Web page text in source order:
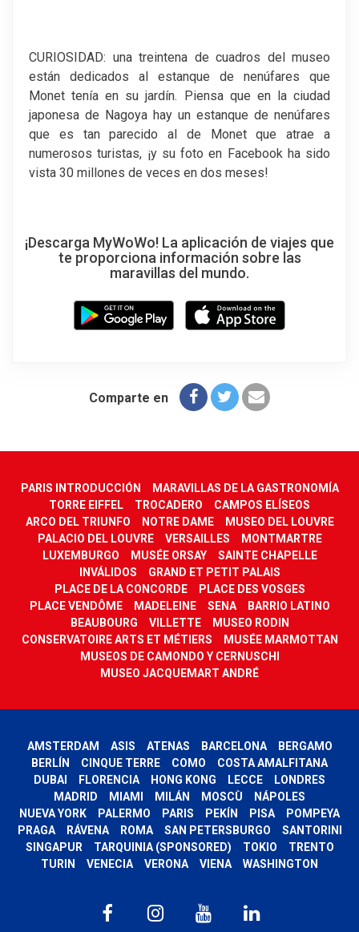
CURIOSIDAD: una treintena de cuadros del museo
están dedicados al estanque de nenúfares que
Monet tenía en su jardín. Piensa que en la ciudad
japonesa de Nagoya hay un estanque de nenúfares
que es tan parecido al de Monet que atrae a
numerosos turistas, ¡y su foto en Facebook ha sido
vista 30 millones de veces en dos meses!
¡Descarga MyWoWo! La aplicación de viajes que
te proporciona información sobre las
maravillas del mundo.
Comparte en
PARIS INTRODUCCIÓN
MARAVILLAS DE LA GASTRONOMÍA
TORRE EIFFEL
TROCADERO
CAMPOS ELÍSEOS
ARCO DEL TRIUNFO
NOTRE DAME
MUSEO DEL LOUVRE
PALACIO DEL LOUVRE
VERSAILLES
MONTMARTRE
LUXEMBURGO
MUSÉE ORSAY
SAINTE CHAPELLE
INVÁLIDOS
GRAND ET PETIT PALAIS
PLACE DE LA CONCORDE
PLACE DES VOSGES
PLACE VENDÔME
MADELEINE SENA
BARRIO LATINO
BEAUBOURG
VILLETTE
MUSEO RODIN
CONSERVATOIRE ARTS ET MÉTIERS
MUSÉE MARMOTTAN
MUSEOS DE CAMONDO Y CERNUSCHI
MUSEO JACQUEMART ANDRÉ
AMSTERDAM ASIS ATENAS BARCELONA
BERGAMO
BERLÍN
CINQUE TERRE COMO
COSTA AMALFITANA
DUBAI
FLORENCIA HONG KONG LECCE
LONDRES
MADRID
MIAMI MILÁN MOSCÙ
NÁPOLES
NUEVA YORK
PALERMO PARIS PEKÍN PISA
POMPEYA
PRAGA
RÁVENA ROMA SAN PETERSBURGO
SANTORINI
SINGAPUR
TARQUINIA (SPONSORED) TOKIO
TRENTO
TURIN
VENECIA VERONA VIENA WASHINGTON